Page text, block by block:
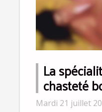
La
chasteté
la
Mardi 21 juillet